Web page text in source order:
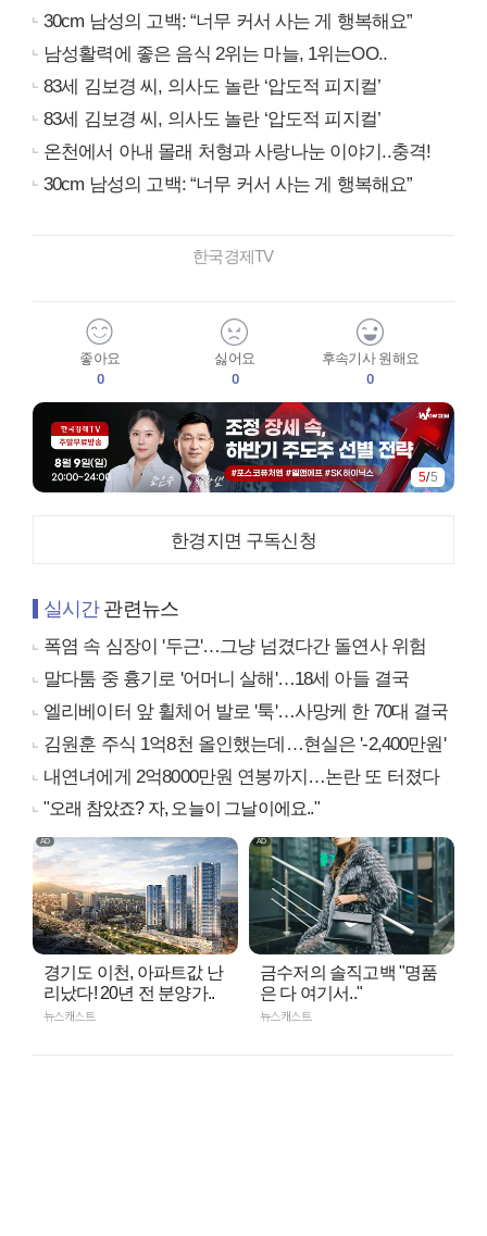
30cm 남성의 고백: “너무 커서 사는 게 행복해요”
남성활력에 좋은 음식 2위는 마늘, 1위는OO..
83세 김보경 씨, 의사도 놀란 ‘압도적 피지컬’
83세 김보경 씨, 의사도 놀란 ‘압도적 피지컬’
온천에서 아내 몰래 처형과 사랑나눈 이야기..충격!
30cm 남성의 고백: “너무 커서 사는 게 행복해요”
한국경제TV
좋아요
0
싫어요
0
후속기사 원해요
0
5/5
한경지면 구독신청
실시간관련뉴스
폭염 속 심장이 '두근'…그냥 넘겼다간 돌연사 위험
말다툼 중 흉기로 '어머니 살해'…18세 아들 결국
엘리베이터 앞 휠체어 발로 '툭'…사망케 한 70대 결국
김원훈 주식 1억8천 올인했는데…현실은 '-2,400만원'
내연녀에게 2억8000만원 연봉까지…논란 또 터졌다
"오래 참았죠? 자, 오늘이 그날이에요.."
경기도 이천, 아파트값 난
리났다! 20년 전 분양가..
뉴스캐스트
금수저의 솔직고백 "명품
은 다 여기서.."
뉴스캐스트